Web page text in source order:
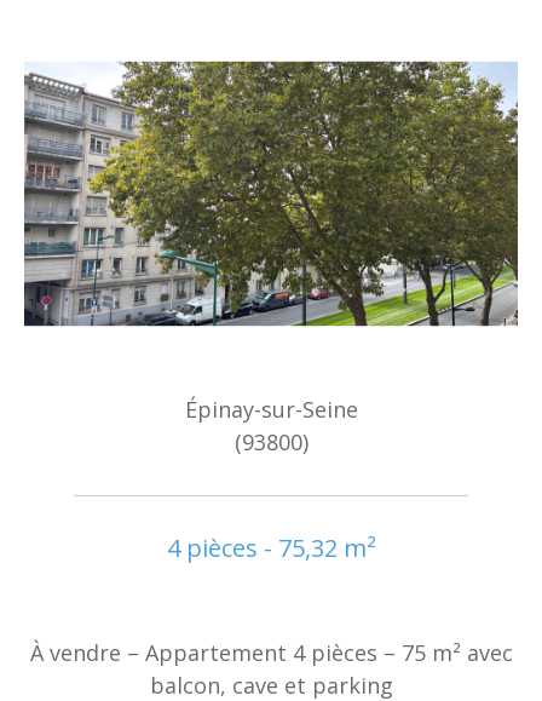
Épinay-sur-Seine
(93800)
4 pièces - 75,32 m²
À vendre – Appartement 4 pièces – 75 m² avec
balcon, cave et parking